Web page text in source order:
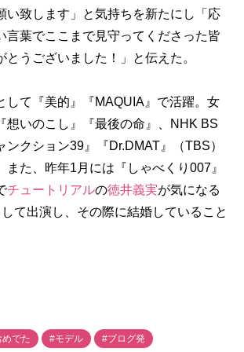
い致します」と気持ちを新たにし「応
言葉でここまで見守ってくださった皆
とうございました！」と伝えた。
て『美的』『MAQUIA』で活躍。女
想いのこし』『最後の命』、NHK BS
ンクション39』『Dr.DMAT』（TBS）
また、昨年1月には『しゃべくり007』
チュートリアルの徳井義実が気になる
て出演し、その際に結婚していること
めでた #モデル #ブログ発